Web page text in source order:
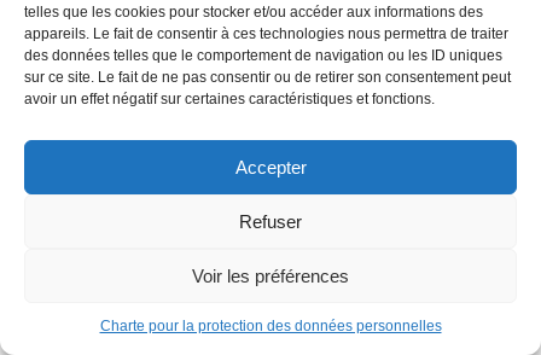
telles que les cookies pour stocker et/ou accéder aux informations des
appareils. Le fait de consentir à ces technologies nous permettra de traiter
des données telles que le comportement de navigation ou les ID uniques
sur ce site. Le fait de ne pas consentir ou de retirer son consentement peut
avoir un effet négatif sur certaines caractéristiques et fonctions.
Accepter
Refuser
Voir les préférences
Charte pour la protection des données personnelles
© ALL RIGHTS RESERVED. URBAN COMICS POUR LES
ÉDITIONS FRANÇAISES.